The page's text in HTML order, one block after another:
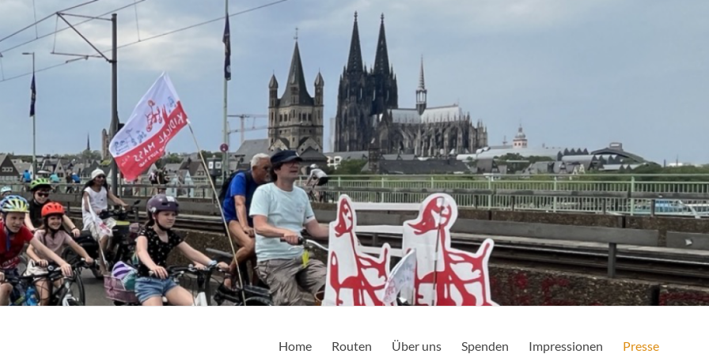
Home Routen Über uns Spenden Impressionen Presse